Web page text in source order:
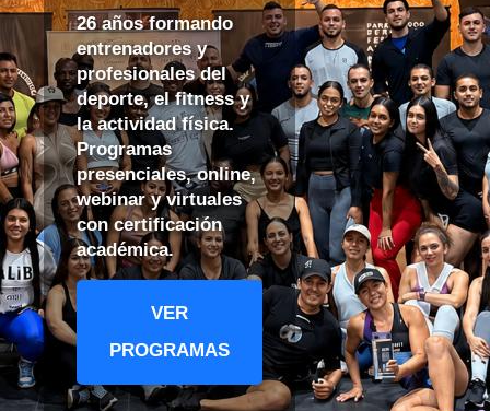
26 años formando
entrenadores y
profesionales del
deporte, el fitness y
la actividad física.
Programas
presenciales, online,
webinar y virtuales
con certificación
académica.
VER
PROGRAMAS